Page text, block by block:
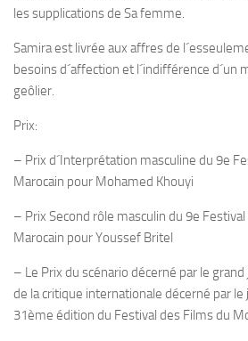
les supplications de Sa femme.
Samira est livrée aux affres de
besoins d´affection et l´indifférence d´un
geôlier.
Prix:
– Prix d´Interprétation masculine du 9e
Marocain pour Mohamed Khouyi
– Prix Second rôle masculin du 9e
Marocain pour Youssef Britel
– Le Prix du scénario décerné par le
de la critique internationale décerné par le
31ème édition du Festival des Films du